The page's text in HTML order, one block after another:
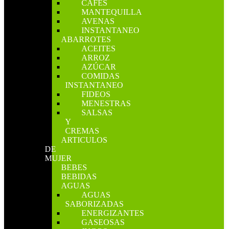
CAFES
MANTEQUILLA
AVENAS
INSTANTANEO
ABARROTES
ACEITES
ARROZ
AZÚCAR
COMIDAS
INSTANTANEO
FIDEOS
MENESTRAS
SALSAS
Y
CREMAS
ARTICULOS
DE
MUJER
BEBES
BEBIDAS
AGUAS
AGUAS
SABORIZADAS
ENERGIZANTES
GASEOSAS